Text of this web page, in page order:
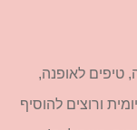
טיפים לאופנה,
ורוצים להוסיף